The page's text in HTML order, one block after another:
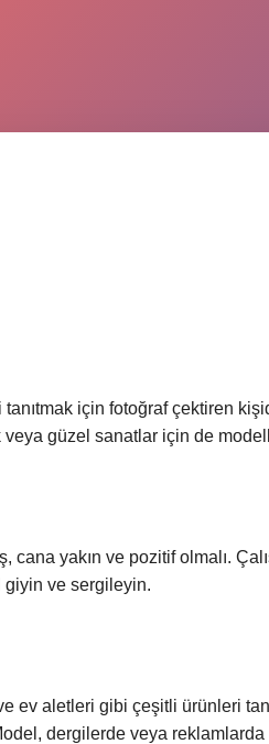
için fotoğraf çektiren
veya güzel sanatlar için de
yakın ve pozitif olmalı.
giyin ve sergileyin.
ev aletleri gibi çeşitli ürünleri
dergilerde veya reklamlarda